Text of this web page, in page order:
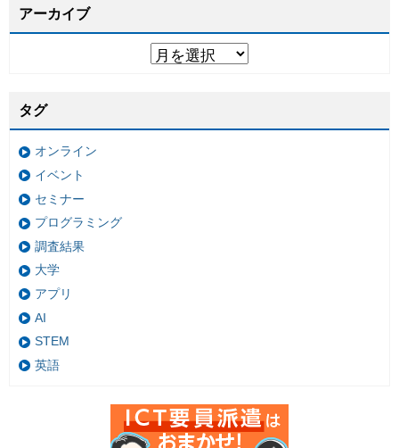
アーカイブ
タグ
オンライン
イベント
セミナー
プログラミング
調査結果
大学
アプリ
AI
STEM
英語